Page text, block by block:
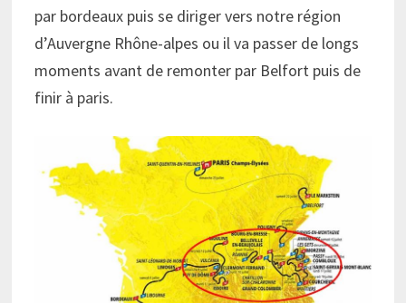
par bordeaux puis se diriger vers notre région
d’Auvergne Rhône-alpes ou il va passer de longs
moments avant de remonter par Belfort puis de
finir à paris.